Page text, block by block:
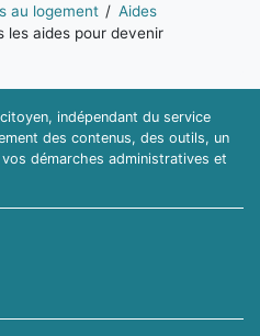
au logement
Aides
les aides pour devenir
indépendant du service
des contenus, des outils, un
démarches administratives et